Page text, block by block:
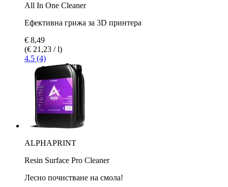
All In One Cleaner
Ефективна грижа за 3D принтера
€ 8,49
(€ 21,23 / l)
4.5 (4)
ALPHAPRINT
Resin Surface Pro Cleaner
Лесно почистване на смола!